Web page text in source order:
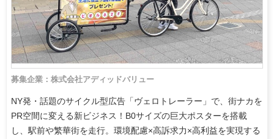
募集企業：株式会社アディッドバリュー
NY発・話題のサイクル型広告「ヴェロトレーラー」で、街ナカを
PR空間に変える新ビジネス！B0サイズの巨大ポスターを搭載
し、駅前や繁華街を走行。環境配慮×高訴求力×高利益を実現する